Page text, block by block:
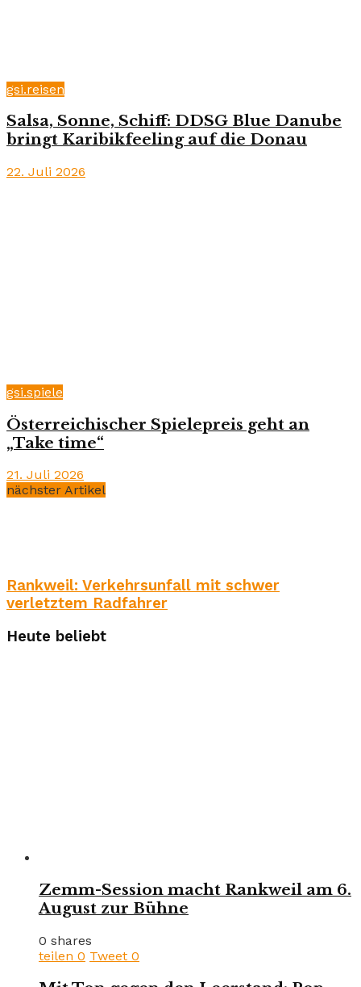
gsi.reisen
Salsa, Sonne, Schiff: DDSG Blue Danube
bringt Karibikfeeling auf die Donau
22. Juli 2026
gsi.spiele
Österreichischer Spielepreis geht an
„Take time“
21. Juli 2026
nächster Artikel
Rankweil: Verkehrsunfall mit schwer
verletztem Radfahrer
Heute beliebt
Zemm-Session macht Rankweil am 6.
August zur Bühne
0 shares
teilen 0 Tweet 0